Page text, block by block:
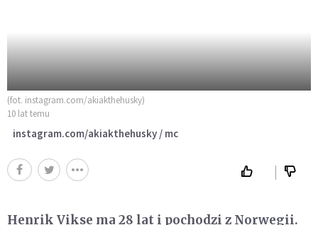
(fot. instagram.com/akiakthehusky)
10 lat temu
instagram.com/akiakthehusky / mc
Henrik Vikse ma 28 lat i pochodzi z Norwegii.